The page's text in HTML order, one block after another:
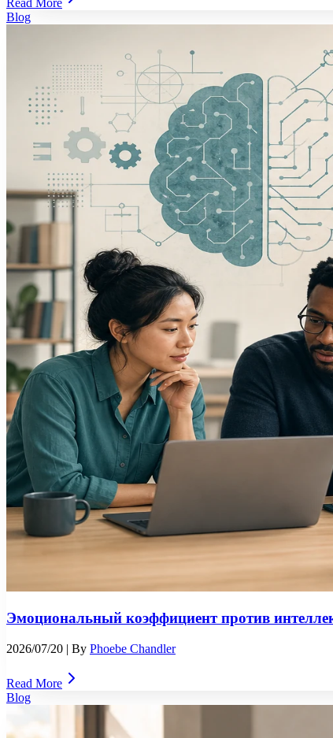
Read More
Blog
Эмоциональный коэффициент против
2026/07/20 | By Phoebe Chandler
Read More
Blog